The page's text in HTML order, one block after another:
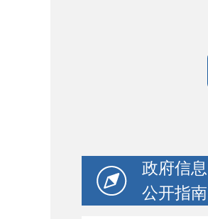
政府信息
公开指南